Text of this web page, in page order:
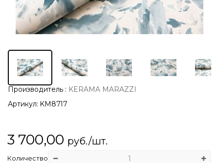
Производитель : KERAMA MARAZZI
Артикул: KM8717
3 700,00 руб./шт.
Количество